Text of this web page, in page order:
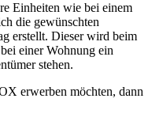
Einheiten wie bei einem
die gewünschten
erstellt. Dieser wird beim
einer Wohnung ein
stehen.
erwerben möchten, dann